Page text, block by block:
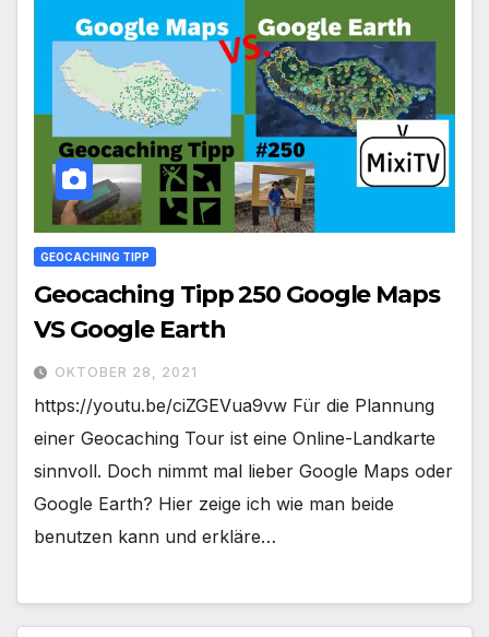
GEOCACHING TIPP
Geocaching Tipp 250 Google Maps
VS Google Earth
OKTOBER 28, 2021
https://youtu.be/ciZGEVua9vw Für die Plannung
einer Geocaching Tour ist eine Online-Landkarte
sinnvoll. Doch nimmt mal lieber Google Maps oder
Google Earth? Hier zeige ich wie man beide
benutzen kann und erkläre…